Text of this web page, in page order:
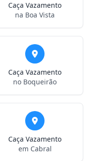
Caça Vazamento
na Boa Vista
Caça Vazamento
no Boqueirão
Caça Vazamento
em Cabral